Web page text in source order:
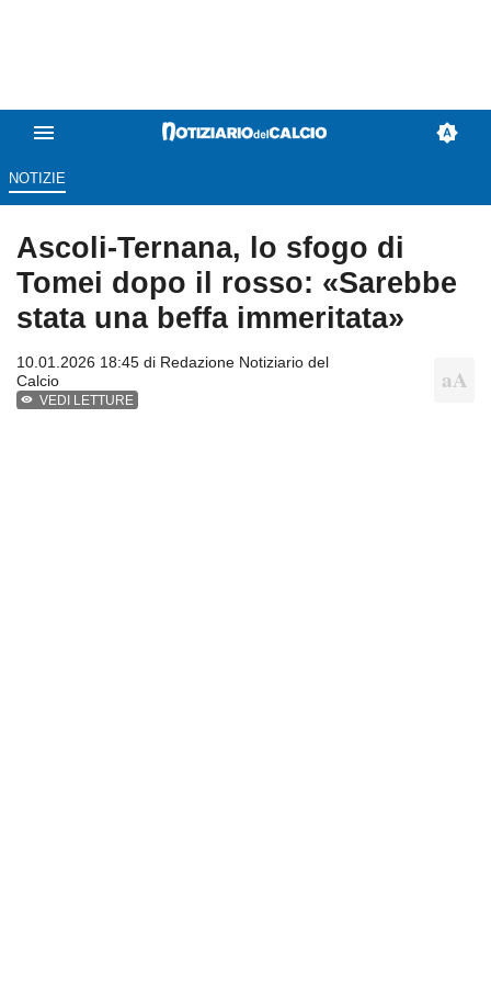
NOTIZIE
Ascoli-Ternana, lo sfogo di
Tomei dopo il rosso: «Sarebbe
stata una beffa immeritata»
10.01.2026 18:45 di Redazione Notiziario del
Calcio
VEDI LETTURE